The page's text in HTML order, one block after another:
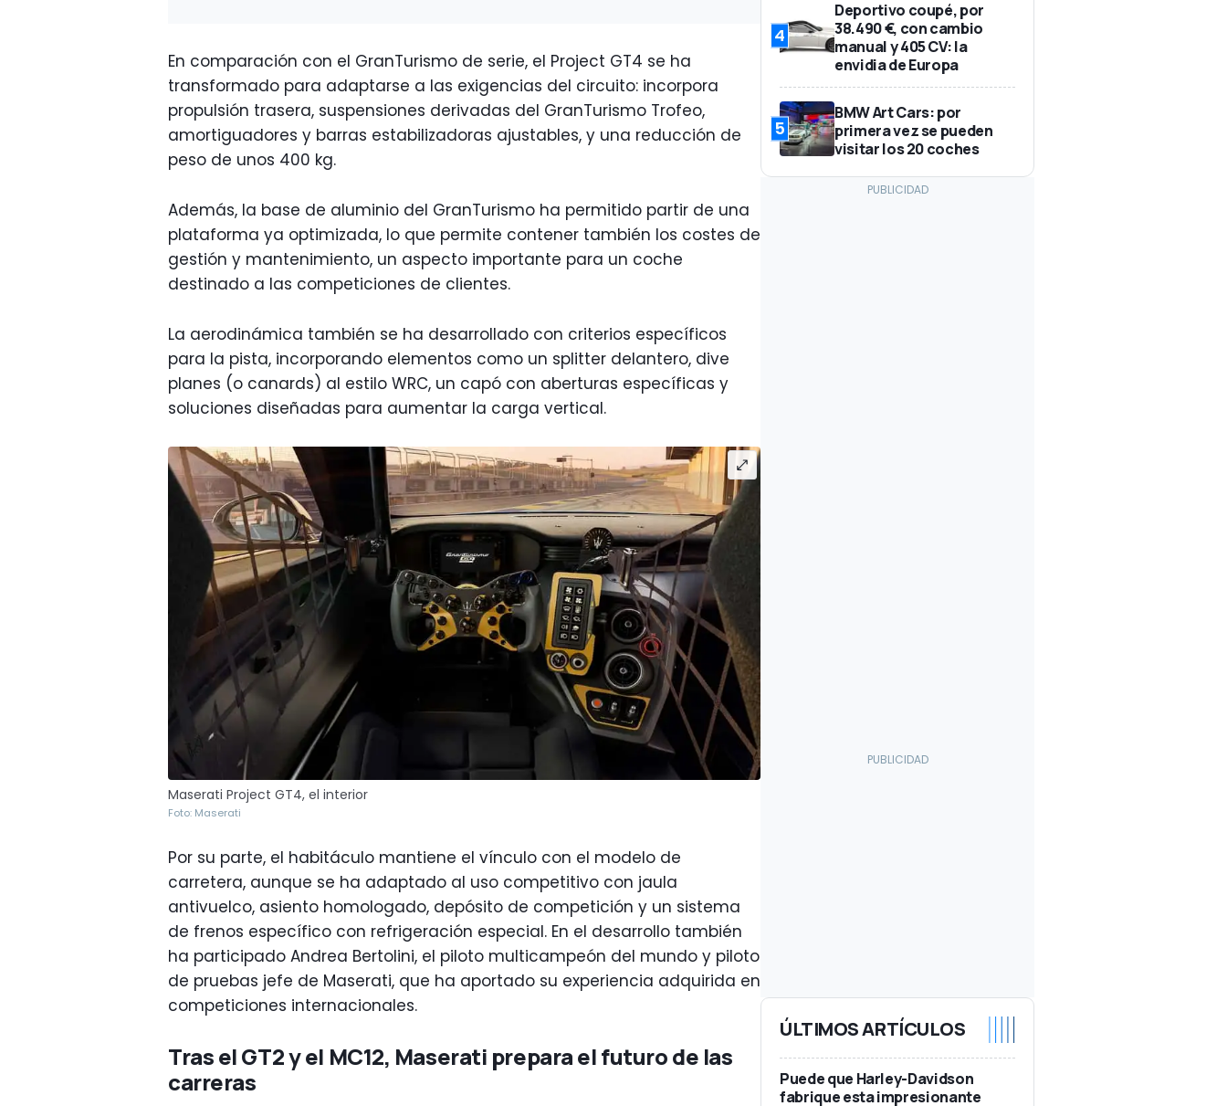
En comparación con el GranTurismo de serie, el Project GT4 se ha
transformado para adaptarse a las exigencias del circuito: incorpora
propulsión trasera, suspensiones derivadas del GranTurismo Trofeo,
amortiguadores y barras estabilizadoras ajustables, y una reducción de
peso de unos 400 kg.
Además, la base de aluminio del GranTurismo ha permitido partir de una
plataforma ya optimizada, lo que permite contener también los costes de
gestión y mantenimiento, un aspecto importante para un coche
destinado a las competiciones de clientes.
La aerodinámica también se ha desarrollado con criterios específicos
para la pista, incorporando elementos como un splitter delantero, dive
planes (o canards) al estilo WRC, un capó con aberturas específicas y
soluciones diseñadas para aumentar la carga vertical.
Maserati Project GT4, el interior
Foto: Maserati
Por su parte, el habitáculo mantiene el vínculo con el modelo de
carretera, aunque se ha adaptado al uso competitivo con jaula
antivuelco, asiento homologado, depósito de competición y un sistema
de frenos específico con refrigeración especial. En el desarrollo también
ha participado Andrea Bertolini, el piloto multicampeón del mundo y piloto
de pruebas jefe de Maserati, que ha aportado su experiencia adquirida en
competiciones internacionales.
Tras el GT2 y el MC12, Maserati prepara el futuro de las
carreras
4
Deportivo coupé, por
38.490 €, con cambio
manual y 405 CV: la
envidia de Europa
5
BMW Art Cars: por
primera vez se pueden
visitar los 20 coches
ÚLTIMOS ARTÍCULOS
Puede que Harley-Davidson
fabrique esta impresionante